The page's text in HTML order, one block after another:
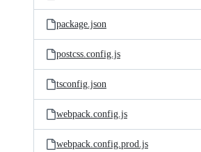
package.json
postcss.config.js
tsconfig.json
webpack.config.js
webpack.config.prod.js